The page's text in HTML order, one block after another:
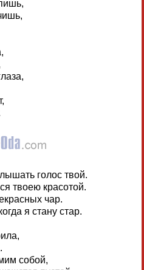
голос твой.
твоею красотой.
чар.
я стану стар.
собой,